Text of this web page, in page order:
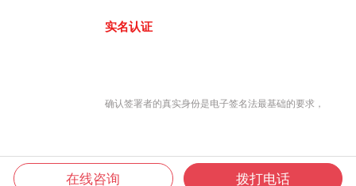
实名认证
确认签署者的真实身份是电子签名法最基础的要求，
在线咨询 拨打电话